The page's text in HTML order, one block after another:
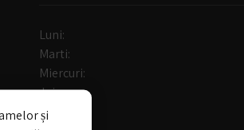
Luni:
Marti:
Miercuri:
Joi:
Vineri:
și